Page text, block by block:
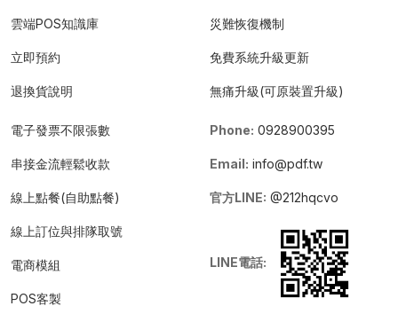
雲端POS知識庫
立即預約
退換貨說明
災難恢復機制
免費系統升級更新
無痛升級(可原裝置升級)
電子發票不限張數
串接金流輕鬆收款
線上點餐(自助點餐)
線上訂位與排隊取號
電商模組
POS客製
Phone: 0928900395
Email: info@pdf.tw
官方LINE: @212hqcvo
LINE電話: